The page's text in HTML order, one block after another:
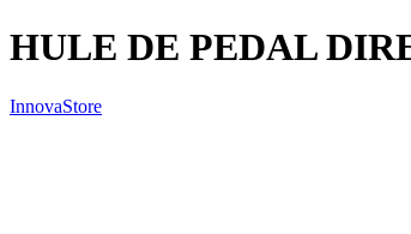
HULE DE PEDAL
InnovaStore